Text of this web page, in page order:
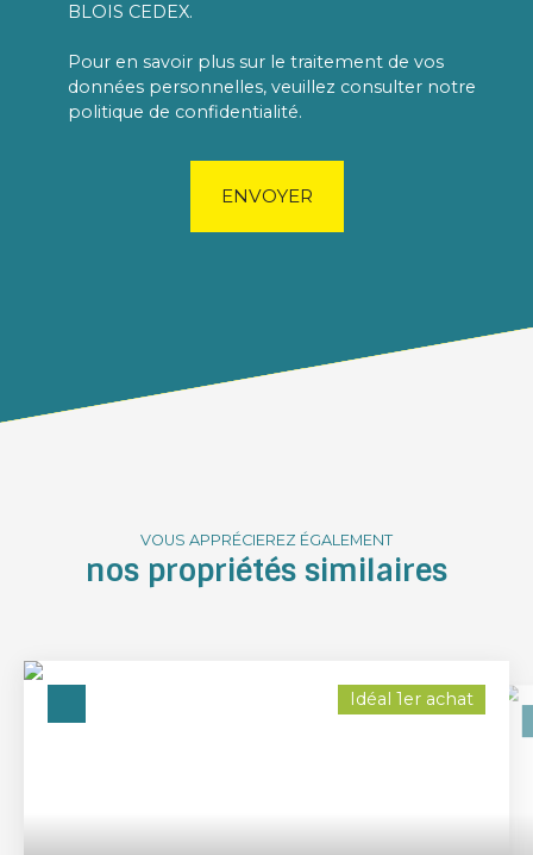
BLOIS CEDEX.
Pour en savoir plus sur le traitement de vos
données personnelles, veuillez consulter notre
politique de confidentialité.
ENVOYER
VOUS APPRÉCIEREZ ÉGALEMENT
nos propriétés similaires
Idéal 1er achat